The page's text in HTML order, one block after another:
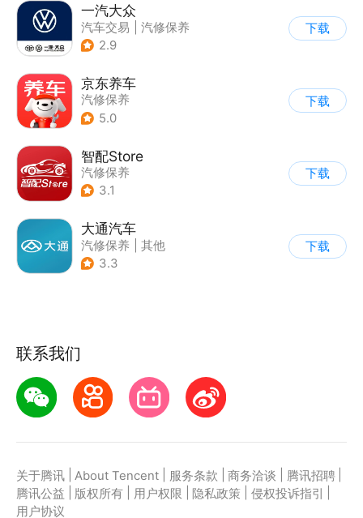
一汽大众
汽车交易
汽修保养
2.9
下载
京东养车
汽修保养
5.0
下载
智配Store
汽修保养
3.1
下载
大通汽车
汽修保养
其他
3.3
下载
联系我们
关于腾讯 About Tencent 服务条款 商务洽谈 腾讯招聘
腾讯公益
版权所有 用户权限 隐私政策 侵权投诉指引
用户协议